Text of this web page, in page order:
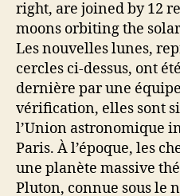
Les nouvelles lunes,
cercles ci-dessus, ont
dernière par une
vérification, elles sont
l’Union astronomique
Paris. À l’époque, les
une planète massive
Pluton, connue sous le